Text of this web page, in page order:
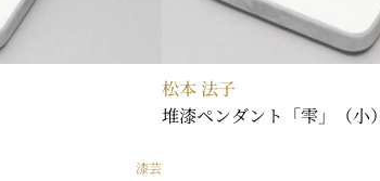
漆芸
松本 法子
堆漆ペンダント「雫」（小）